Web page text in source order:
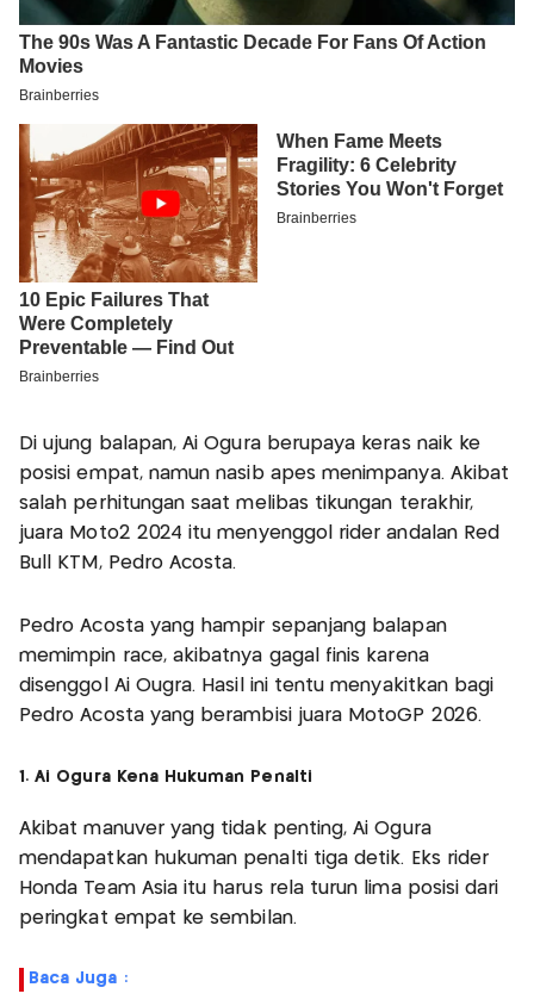
Di ujung balapan, Ai Ogura berupaya keras naik ke
posisi empat, namun nasib apes menimpanya. Akibat
salah perhitungan saat melibas tikungan terakhir,
juara Moto2 2024 itu menyenggol rider andalan Red
Bull KTM, Pedro Acosta.
Pedro Acosta yang hampir sepanjang balapan
memimpin race, akibatnya gagal finis karena
disenggol Ai Ougra. Hasil ini tentu menyakitkan bagi
Pedro Acosta yang berambisi juara MotoGP 2026.
1. Ai Ogura Kena Hukuman Penalti
Akibat manuver yang tidak penting, Ai Ogura
mendapatkan hukuman penalti tiga detik. Eks rider
Honda Team Asia itu harus rela turun lima posisi dari
peringkat empat ke sembilan.
Baca Juga :